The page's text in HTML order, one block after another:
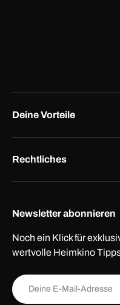
Deine Vorteile
Rechtliches
Newsletter abonnieren
Noch ein Klick für
wertvolle Heimkino
E-Mail